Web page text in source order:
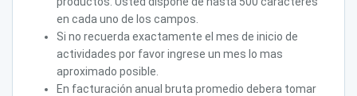
en cada uno de los campos.
Si no recuerda exactamente el mes de inicio de
actividades por favor ingrese un mes lo mas
aproximado posible.
En facturación anual bruta promedio debera tomar